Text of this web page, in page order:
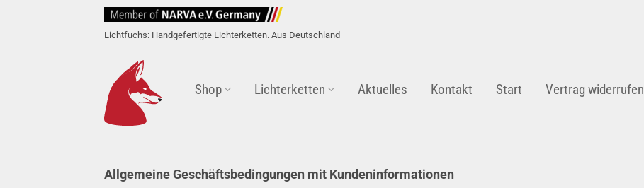
Lichtfuchs: Handgefertigte Lichterketten. Aus Deutschland
Shop Lichterketten Aktuelles Kontakt Start Vertrag widerrufen
Allgemeine Geschäftsbedingungen mit Kundeninformationen